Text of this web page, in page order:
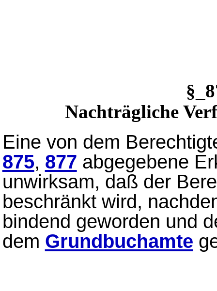
Nachträgliche
Eine von dem
875, 877 abgegebene
unwirksam, daß der
beschränkt wird,
bindend geworden und
dem Grundbuchamte